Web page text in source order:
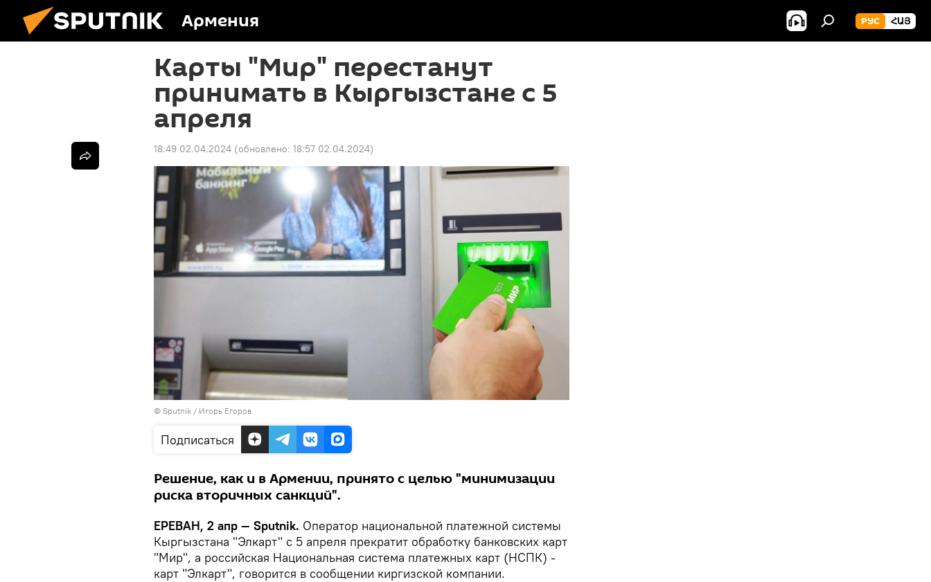
Армения РУС ՀԱՅ
Карты "Мир" перестанут
принимать в Кыргызстане с 5
апреля
18:49 02.04.2024 (обновлено: 18:57 02.04.2024)
© Sputnik / Игорь Егоров
Подписаться
Решение, как и в Армении, принято с целью "минимизации
риска вторичных санкций".
ЕРЕВАН, 2 апр — Sputnik. Оператор национальной платежной системы
Кыргызстана "Элкарт" с 5 апреля прекратит обработку банковских карт
"Мир", а российская Национальная система платежных карт (НСПК) -
карт "Элкарт", говорится в сообщении киргизской компании.